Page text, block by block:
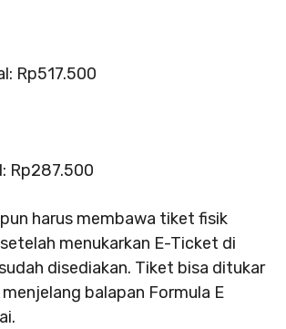
Rp517.500
Rp287.500
harus membawa tiket fisik
menukarkan E-Ticket di
disediakan. Tiket bisa ditukar
balapan Formula E